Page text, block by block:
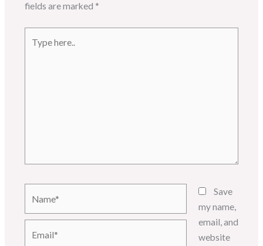
fields are marked *
here..
Save
my name,
email, and
website